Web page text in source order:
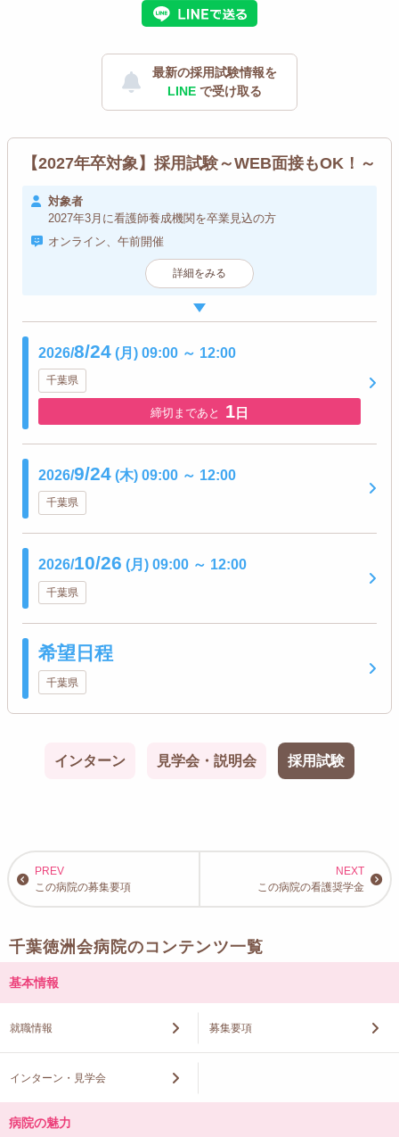
最新の採用試験情報を
LINE で受け取る
【2027年卒対象】採用試験～WEB面接もOK！～
対象者
2027年3月に看護師養成機関を卒業見込の方
オンライン、午前開催
詳細をみる
2026/8/24 (月) 09:00 ～ 12:00
千葉県
締切まであと 1日
2026/9/24 (木) 09:00 ～ 12:00
千葉県
2026/10/26 (月) 09:00 ～ 12:00
千葉県
希望日程
千葉県
インターン 見学会・説明会 採用試験
この病院の募集要項 この病院の看護奨学金
千葉徳洲会病院のコンテンツ一覧
基本情報
就職情報 募集要項
インターン・見学会
病院の魅力